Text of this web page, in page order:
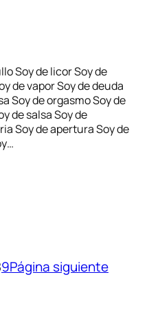
Soy de licor Soy de
de vapor Soy de deuda
Soy de orgasmo Soy de
de salsa Soy de
Soy de apertura Soy de
9Página siguiente